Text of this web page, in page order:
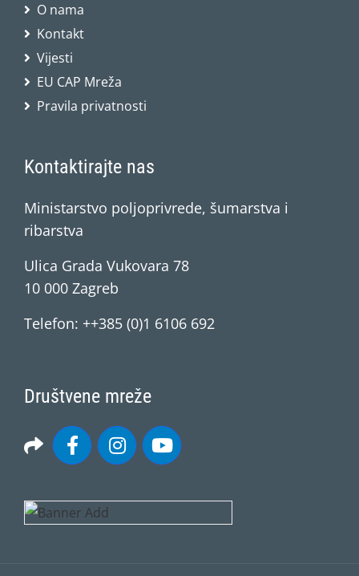
O nama
Kontakt
Vijesti
EU CAP Mreža
Pravila privatnosti
Kontaktirajte nas
Ministarstvo poljoprivrede, šumarstva i
ribarstva
Ulica Grada Vukovara 78
10 000 Zagreb
Telefon: ++385 (0)1 6106 692
Društvene mreže